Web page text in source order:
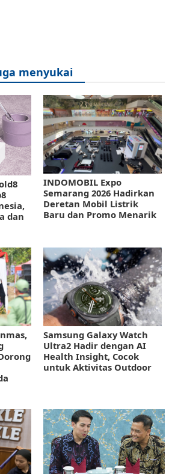
menyukai
dan
INDOMOBIL Expo
Semarang 2026 Hadirkan
Deretan Mobil Listrik
Baru dan Promo Menarik
Samsung Galaxy Watch
Ultra2 Hadir dengan AI
Health Insight, Cocok
untuk Aktivitas Outdoor